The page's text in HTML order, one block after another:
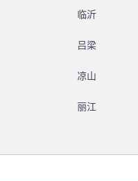
临沂
吕梁
凉山
丽江